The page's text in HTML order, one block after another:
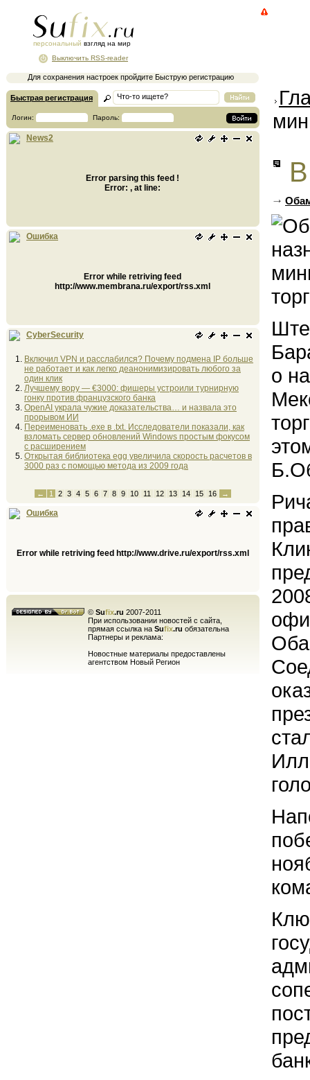
персональный взгляд на мир
Для сохранения настроек пройдите Быструю регистрацию
Выключить RSS-reader
Быстрая регистрация
Логин: Пароль:
News2
Error parsing this feed !
Error: , at line:
Ошибка
Error while retriving feed
http://www.membrana.ru/export/rss.xml
CyberSecurity
Включил VPN и расслабился? Почему подмена IP больше
не работает и как легко деанонимизировать любого за
один клик
Лучшему вору — €3000: фишеры устроили турнирную
гонку против французского банка
OpenAI украла чужие доказательства… и назвала это
прорывом ИИ
Переименовать .exe в .txt. Исследователи показали, как
взломать сервер обновлений Windows простым фокусом
с расширением
Открытая библиотека egg увеличила скорость расчетов в
3000 раз с помощью метода из 2009 года
← 1 2 3 4 5 6 7 8 9 10 11 12 13 14 15 16 →
Ошибка
Error while retriving feed http://www.drive.ru/export/rss.xml
© Sufix.ru 2007-2011
При использовании новостей с сайта,
прямая ссылка на Sufix.ru обязательна
Партнеры и реклама:
Новостные материалы предоставлены
агентством Новый Регион
о